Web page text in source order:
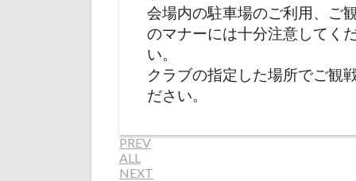
会場内の駐車場のご利用、ご
のマナーには十分注意してく
い。
クラブの指定した場所でご観
ださい。
PREV
ALL
NEXT